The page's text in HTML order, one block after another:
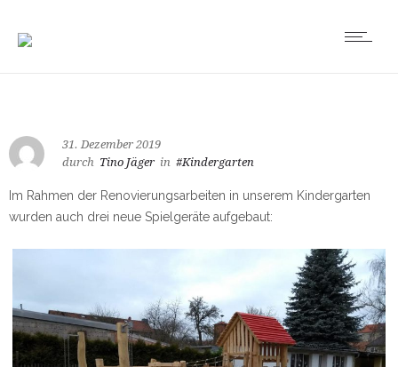
31. Dezember 2019
durch Tino Jäger in #Kindergarten
Im Rahmen der Renovierungsarbeiten in unserem Kindergarten
wurden auch drei neue Spielgeräte aufgebaut: